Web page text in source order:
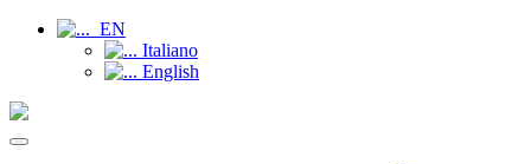
EN
Italiano
English
Toggle